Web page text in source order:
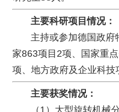
主要科研项目情况：
主持或参加德国政府
家863项目2项、国家重
项、地方政府及企业科技
主要获奖情况：